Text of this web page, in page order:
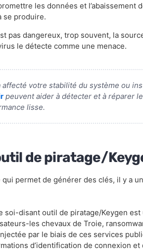
les données et l’abaissement
se produire.
pas dangereux, trop souvent, la
le détecte comme une menace.
votre stabilité du système ou
peuvent aider à détecter et à réparer
lisse.
de piratage/
permet de générer des clés, il y a
soi-disant outil de piratage/Keygen
les chevaux de Troie,
par le biais de ces services
d’identification de connexion et